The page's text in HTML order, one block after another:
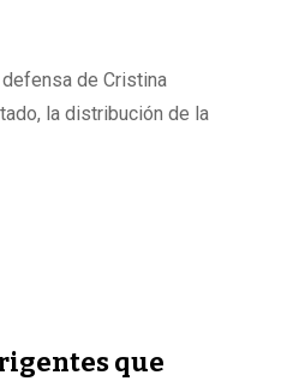
de Cristina
la distribución de la
que